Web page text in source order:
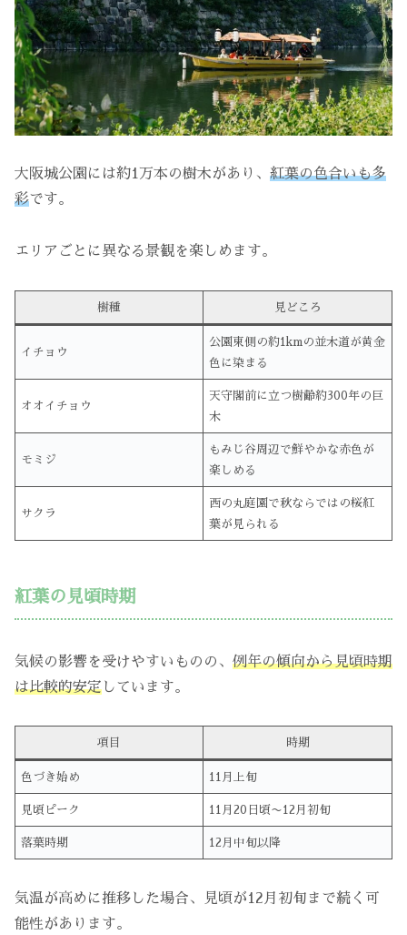
大阪城公園には約1万本の樹木があり、 紅葉の色合いも多
彩です。
エリアごとに異なる景観を楽しめます。
樹種 見どころ
イチョウ
公園東側の約1kmの並木道が黄金
色に染まる
オオイチョウ
天守閣前に立つ樹齢約300年の巨
木
モミジ
もみじ谷周辺で鮮やかな赤色が
楽しめる
サクラ
西の丸庭園で秋ならではの桜紅
葉が見られる
紅葉の見頃時期
気候の影響を受けやすいものの、 例年の傾向から見頃時期
は比較的安定 しています。
項目 時期
色づき始め 11月上旬
見頃ピーク 11月20日頃〜12月初旬
落葉時期 12月中旬以降
気温が高めに推移した場合、見頃が12月初旬まで続く可
能性があります。